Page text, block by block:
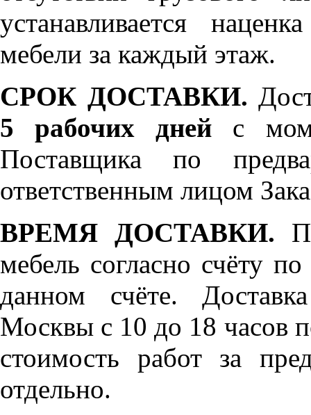
устанавливается
мебели за каждый этаж.
СРОК ДОСТАВКИ.
5 рабочих дней с
Поставщика по
ответственным лицом
ВРЕМЯ ДОСТАВКИ.
мебель согласно счёту
данном счёте.
Москвы с 10 до 18 часов
стоимость работ за
отдельно.